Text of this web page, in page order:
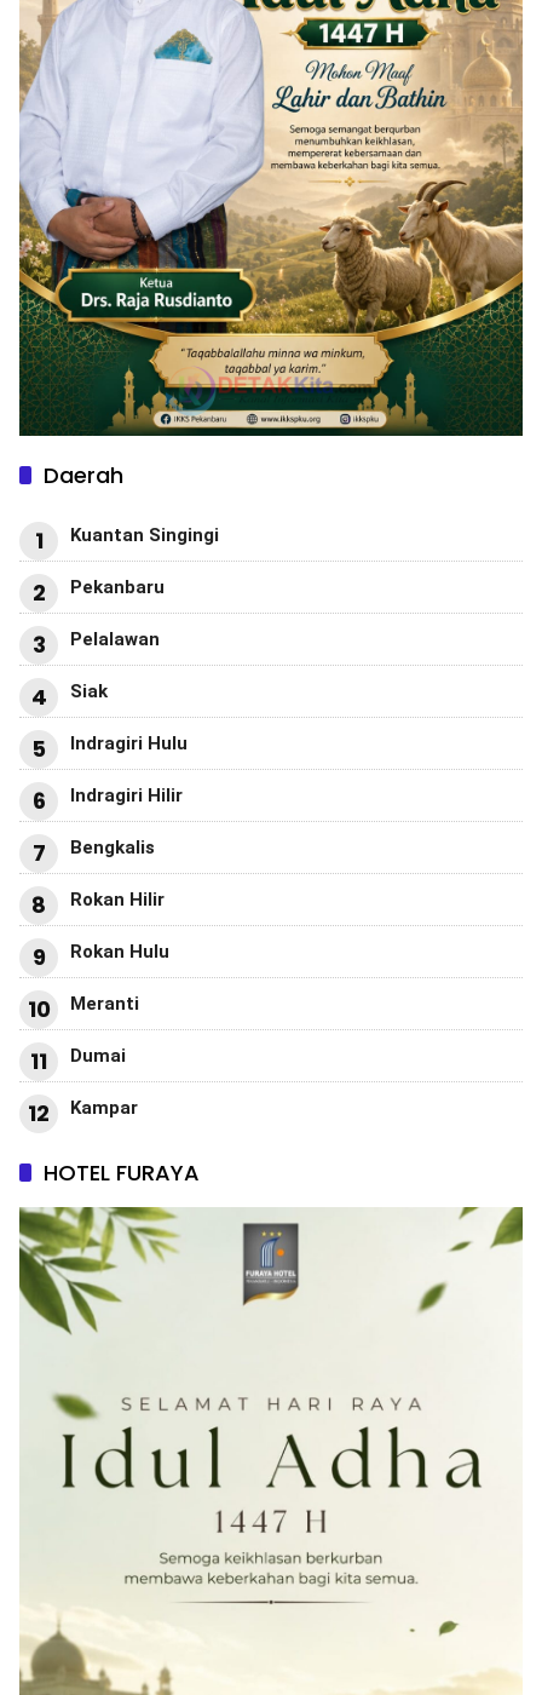
Daerah
1 Kuantan Singingi
2 Pekanbaru
3 Pelalawan
4 Siak
5 Indragiri Hulu
6 Indragiri Hilir
7 Bengkalis
8 Rokan Hilir
9 Rokan Hulu
10 Meranti
11 Dumai
12 Kampar
HOTEL FURAYA